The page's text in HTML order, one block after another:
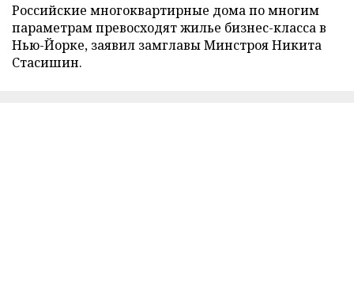
Российские многоквартирные дома по многим
параметрам превосходят жилье бизнес-класса в
Нью-Йорке, заявил замглавы Минстроя Никита
Стасишин.